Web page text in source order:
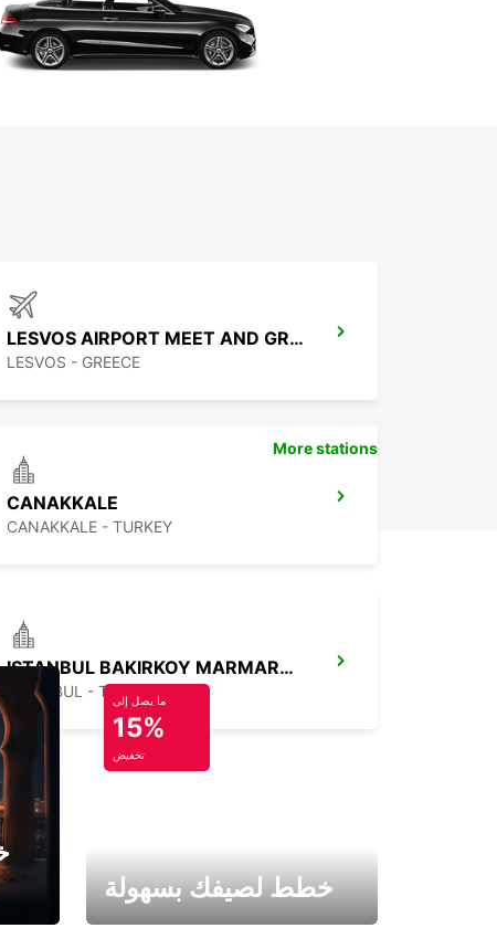
LESVOS AIRPORT MEET AND GREET
LESVOS - GREECE
CANAKKALE
CANAKKALE - TURKEY
ISTANBUL BAKIRKOY MARMARA FORUM
ISTAMBUL - TURKEY
More stations
ما يصل إلى
15%
تخفيض
خطط لصيفك بسهولة